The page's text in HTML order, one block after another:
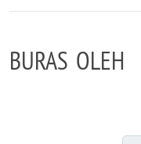
BURAS OLEH